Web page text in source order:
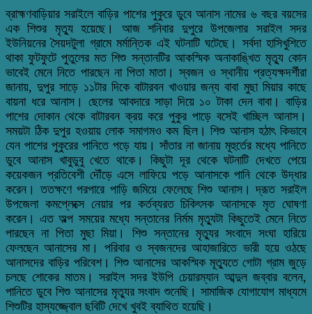
ব্রাহ্মণবাড়িয়ার সরাইলে বাড়ির পাশের পুকুরে ডুবে আনাস নামের ৬ বছর বয়সের
এক শিশুর মৃত্যু হয়েছে। আজ শনিবার দুপুরে উপজেলার সরাইল সদর
ইউনিয়নের সৈয়দটুলা গ্রামে মর্মান্তিক এই ঘটনাটি ঘটেছে। সর্বদা হাসিখুশিতে
থাকা ফুটফুটে পুতুলের মত শিশু সন্তানটির আকস্মিক অনাকাঙ্খিত মৃত্যু কোন
ভাবেই মেনে নিতে পারছেন না পিতা মাতা। স্বজন ও স্থানীয় প্রত্যক্ষদর্শীরা
জানায়, দুপুর সাড়ে ১১টার দিকে বাটারবন খাওয়ার জন্য বাবা মুছা মিয়ার কাছে
বায়না ধরে আনাস। ছেলের আবদারে সাড়া দিয়ে ১০ টাকা দেন বাবা। বাড়ির
পাশের দোকান থেকে বাটারবন ক্রয় করে পুকুর পাড়ে বসেই খাচ্ছিল আনাস।
সময়টা ঠিক দুপুর হওয়ায় লোক সমাগমও কম ছিল। শিশু আনাস হঠাৎ কিভাবে
যেন পাশের পুকুরের পানিতে পড়ে যায়। সাঁতার না জানায় মূহুর্তের মধ্যে পানিতে
ডুবে আনাস খাবুডুবু খেতে থাকে। কিছুটা দূর থেকে ঘটনাটি দেখতে পেয়ে
কয়েকজন প্রতিবেশী দৌঁড়ে এসে লাফিয়ে পড়ে আনাসকে পানি থেকে উদ্ধার
করেন। ততক্ষণে পরপারে পাড়ি জমিয়ে ফেলেছে শিশু আনাস। দ্রূত সরাইল
উপজেলা কমপ্লেক্সে নেয়ার পর কর্তব্যরত চিকিৎসক আনাসকে মৃত ঘোষণা
করেন। এত অল্প সময়ের মধ্যে সন্তানের নির্মম মৃত্যুটা কিছুতেই মেনে নিতে
পারছেন না পিতা মুছা মিয়া। শিশু সন্তানের মৃত্যুর সংবাদে সংঘা হারিয়ে
ফেলছেন আনাসের মা। পরিবার ও স্বজনদের আহাজারিতে ভারী হয়ে ওঠছে
আনাসদের বাড়ির পরিবেশ। শিশু আনাসের আকস্মিক মূত্যুতে গোটা গ্রাম জুড়ে
চলছে শোকের মাতম। সরাইল সদর ইউপি চেয়ারম্যান আব্দুল জব্বার বলেন,
পানিতে ডুবে শিশু আনাসের মৃত্যুর সংবাদ শুনেছি। সামাজিক যোগাযোগ মাধ্যমে
শিশুটির হাস্যজ্জ্বোল ছবিটি দেখে খুবই ব্যাথিত হয়েছি।